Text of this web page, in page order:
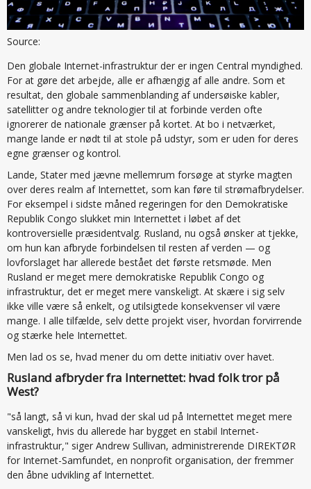
Source:
Den globale Internet-infrastruktur der er ingen Central myndighed.
For at gøre det arbejde, alle er afhængig af alle andre. Som et
resultat, den globale sammenblanding af undersøiske kabler,
satellitter og andre teknologier til at forbinde verden ofte
ignorerer de nationale grænser på kortet. At bo i netværket,
mange lande er nødt til at stole på udstyr, som er uden for deres
egne grænser og kontrol.
Lande, Stater med jævne mellemrum forsøge at styrke magten
over deres realm af Internettet, som kan føre til strømafbrydelser.
For eksempel i sidste måned regeringen for den Demokratiske
Republik Congo slukket min Internettet i løbet af det
kontroversielle præsidentvalg. Rusland, nu også ønsker at tjekke,
om hun kan afbryde forbindelsen til resten af verden — og
lovforslaget har allerede bestået det første retsmøde. Men
Rusland er meget mere demokratiske Republik Congo og
infrastruktur, det er meget mere vanskeligt. At skære i sig selv
ikke ville være så enkelt, og utilsigtede konsekvenser vil være
mange. I alle tilfælde, selv dette projekt viser, hvordan forvirrende
og stærke hele Internettet.
Men lad os se, hvad mener du om dette initiativ over havet.
Rusland afbryder fra Internettet: hvad folk tror på
West?
"så langt, så vi kun, hvad der skal ud på Internettet meget mere
vanskeligt, hvis du allerede har bygget en stabil Internet-
infrastruktur," siger Andrew Sullivan, administrerende DIREKTØR
for Internet-Samfundet, en nonprofit organisation, der fremmer
den åbne udvikling af Internettet.